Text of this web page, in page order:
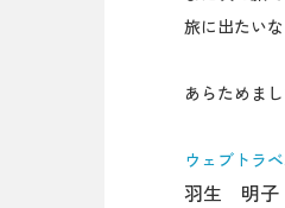
旅に出たい
あらためま
ウェブトラ
羽生 明子